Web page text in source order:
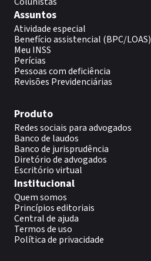
Assuntos
Atividade especial
Benefício assistencial (BPC/LOAS)
Meu INSS
Perícias
Pessoas com deficiência
Revisões Previdenciárias
Produto
Redes sociais para advogados
Banco de laudos
Banco de jurisprudência
Diretório de advogados
Escritório virtual
Institucional
Quem somos
Princípios editoriais
Central de ajuda
Termos de uso
Política de privacidade